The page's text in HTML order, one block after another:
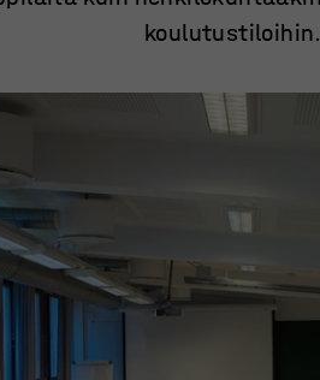
koulutustiloihin.